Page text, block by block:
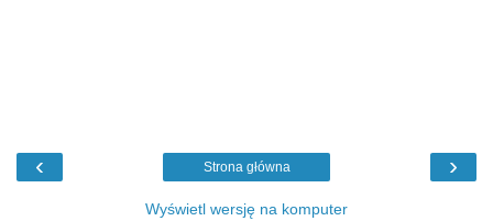
‹ ›
Strona główna
Wyświetl wersję na komputer